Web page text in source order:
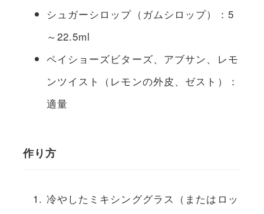
シュガーシロップ（ガムシロップ）：5
～22.5ml
ペイショーズビターズ、アブサン、レモ
ンツイスト（レモンの外皮、ゼスト）：
適量
作り方
冷やしたミキシンググラス（またはロッ